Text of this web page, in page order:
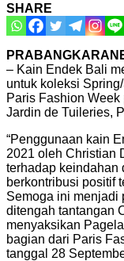
SHARE
– Kain Endek Bali
untuk koleksi
Paris Fashion
Jardin de Tuileries,
“Penggunaan kain
2021 oleh Christian
terhadap keindahan
berkontribusi positif
Semoga ini menjadi
ditengah tantangan
menyaksikan
bagian dari Paris
tanggal 28